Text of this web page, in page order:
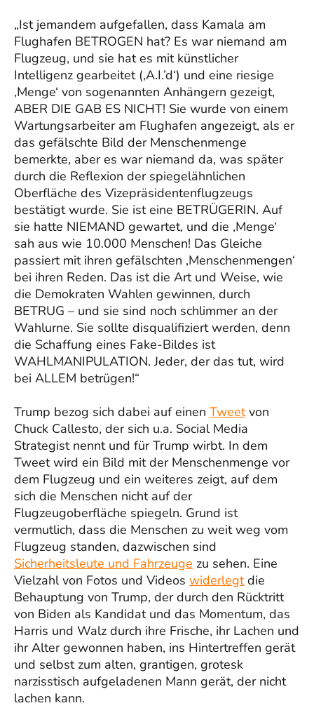
„Ist jemandem aufgefallen, dass Kamala am
Flughafen BETROGEN hat? Es war niemand am
Flugzeug, und sie hat es mit künstlicher
Intelligenz gearbeitet (‚A.I.’d‘) und eine riesige
‚Menge‘ von sogenannten Anhängern gezeigt,
ABER DIE GAB ES NICHT! Sie wurde von einem
Wartungsarbeiter am Flughafen angezeigt, als er
das gefälschte Bild der Menschenmenge
bemerkte, aber es war niemand da, was später
durch die Reflexion der spiegelähnlichen
Oberfläche des Vizepräsidentenflugzeugs
bestätigt wurde. Sie ist eine BETRÜGERIN. Auf
sie hatte NIEMAND gewartet, und die ‚Menge‘
sah aus wie 10.000 Menschen! Das Gleiche
passiert mit ihren gefälschten ‚Menschenmengen‘
bei ihren Reden. Das ist die Art und Weise, wie
die Demokraten Wahlen gewinnen, durch
BETRUG – und sie sind noch schlimmer an der
Wahlurne. Sie sollte disqualifiziert werden, denn
die Schaffung eines Fake-Bildes ist
WAHLMANIPULATION. Jeder, der das tut, wird
bei ALLEM betrügen!“
Trump bezog sich dabei auf einen Tweetvon
Chuck Callesto, der sich u.a. Social Media
Strategist nennt und für Trump wirbt. In dem
Tweet wird ein Bild mit der Menschenmenge vor
dem Flugzeug und ein weiteres zeigt, auf dem
sich die Menschen nicht auf der
Flugzeugoberfläche spiegeln. Grund ist
vermutlich, dass die Menschen zu weit weg vom
Flugzeug standen, dazwischen sind
Sicherheitsleute und Fahrzeuge zu sehen. Eine
Vielzahl von Fotos und Videos widerlegtdie
Behauptung von Trump, der durch den Rücktritt
von Biden als Kandidat und das Momentum, das
Harris und Walz durch ihre Frische, ihr Lachen und
ihr Alter gewonnen haben, ins Hintertreffen gerät
und selbst zum alten, grantigen, grotesk
narzisstisch aufgeladenen Mann gerät, der nicht
lachen kann.